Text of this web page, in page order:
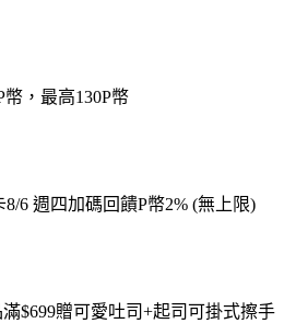
幣，最高130P幣
8/6 週四加碼回饋P幣2% (無上限)
$699贈可愛吐司+起司可掛式擦手